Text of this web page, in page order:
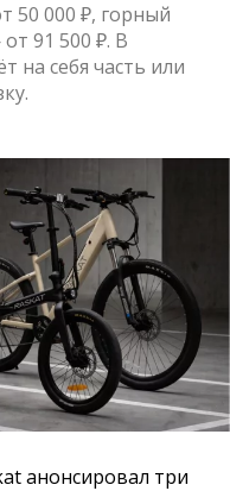
50 000 ₽, горный
91 500 ₽. В
на себя часть или
анонсировал три